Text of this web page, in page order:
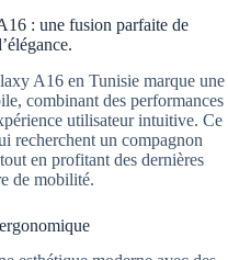
: une fusion parfaite de
A16 en Tunisie marque une
combinant des performances
utilisateur intuitive. Ce
recherchent un compagnon
en profitant des dernières
de mobilité.